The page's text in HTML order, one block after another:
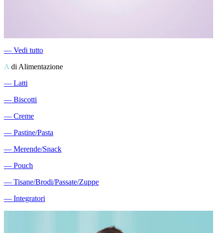
― Vedi tutto
A di Alimentazione
― Latti
― Biscotti
― Creme
― Pastine/Pasta
― Merende/Snack
― Pouch
― Tisane/Brodi/Passate/Zuppe
― Integratori